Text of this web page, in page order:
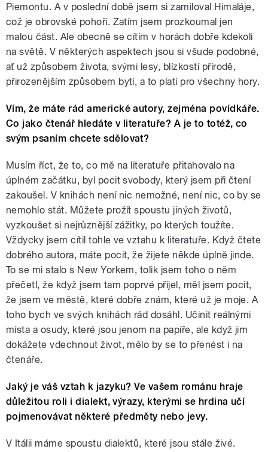
Piemontu. A v poslední době jsem si zamiloval Himaláje,
což je obrovské pohoří. Zatím jsem prozkoumal jen
malou část. Ale obecně se cítím v horách dobře kdekoli
na světě. V některých aspektech jsou si všude podobné,
ať už způsobem života, svými lesy, blízkostí přírodě,
přirozenějším způsobem bytí, a to platí pro všechny hory.
Vím, že máte rád americké autory, zejména povídkáře.
Co jako čtenář hledáte v literatuře? A je to totéž, co
svým psaním chcete sdělovat?
Musím říct, že to, co mě na literatuře přitahovalo na
úplném začátku, byl pocit svobody, který jsem při čtení
zakoušel. V knihách není nic nemožné, není nic, co by se
nemohlo stát. Můžete prožít spoustu jiných životů,
vyzkoušet si nejrůznější zážitky, po kterých toužíte.
Vždycky jsem cítil tohle ve vztahu k literatuře. Když čtete
dobrého autora, máte pocit, že žijete někde úplně jinde.
To se mi stalo s New Yorkem, tolik jsem toho o něm
přečetl, že když jsem tam poprvé přijel, měl jsem pocit,
že jsem ve městě, které dobře znám, které už je moje. A
toho bych ve svých knihách rád dosáhl. Učinit reálnými
místa a osudy, které jsou jenom na papíře, ale když jim
dokážete vdechnout život, mělo by se to přenést i na
čtenáře.
Jaký je váš vztah k jazyku? Ve vašem románu hraje
důležitou roli i dialekt, výrazy, kterými se hrdina učí
pojmenovávat některé předměty nebo jevy.
V Itálii máme spoustu dialektů, které jsou stále živé.